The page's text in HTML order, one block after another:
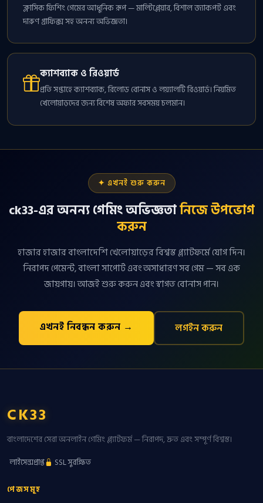
ক্লাসিক ফিশিং গেমের আধুনিক রূপ — মাল্টিপ্লেয়ার, বিশাল জ্যাকপট এবং
দারুণ গ্রাফিক্স সহ অনন্য অভিজ্ঞতা।
ক্যাশব্যাক ও রিওয়ার্ড
প্রতি সপ্তাহে ক্যাশব্যাক, রিলোড বোনাস ও লয়্যালটি রিওয়ার্ড। নিয়মিত
খেলোয়াড়দের জন্য বিশেষ অফার সবসময় চলমান।
✦ এখনই শুরু করুন
ck33-এর অনন্য গেমিং অভিজ্ঞতানিজে উপভোগ
করুন
হাজার হাজার বাংলাদেশি খেলোয়াড়ের বিশ্বস্ত প্ল্যাটফর্মে যোগ দিন।
নিরাপদ পেমেন্ট, বাংলা সাপোর্ট এবং অসাধারণ সব গেম — সব এক
জায়গায়। আজই শুরু করুন এবং স্বাগত বোনাস পান।
এখনই নিবন্ধন করুন → লগইন করুন
CK33
বাংলাদেশের সেরা অনলাইন গেমিং প্ল্যাটফর্ম — নিরাপদ, দ্রুত এবং সম্পূর্ণ বিশ্বস্ত।
লাইসেন্সপ্রাপ্ত
SSL সুরক্ষিত
পেজসমূহ